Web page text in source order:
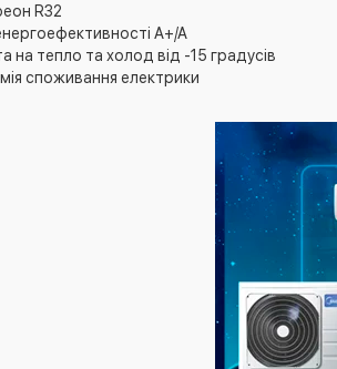
R32
А+/А
на тепло та холод від -15 градусів
споживання електрики